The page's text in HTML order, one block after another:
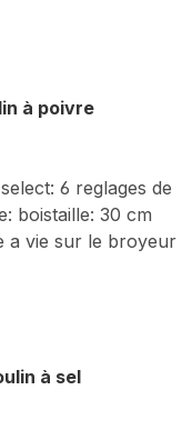
à poivre
6 reglages de
boistaille: 30 cm
a vie sur le broyeur
à sel